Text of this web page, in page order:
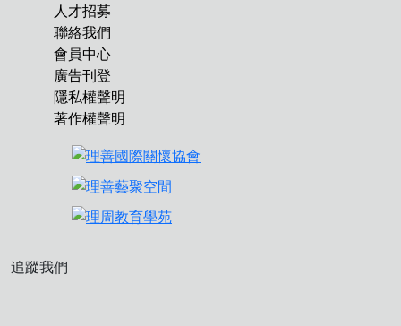
人才招募
聯絡我們
會員中心
廣告刊登
隱私權聲明
著作權聲明
追蹤我們